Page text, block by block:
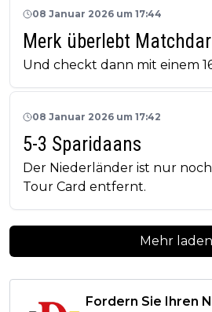
08 Januar 2026 um 17:44
Merk überlebt
Und checkt dann mit einem
08 Januar 2026 um 17:42
5-3 Sparidaans
Der Niederländer ist nur
Tour Card entfernt.
Mehr laden
Fordern Sie Ihren